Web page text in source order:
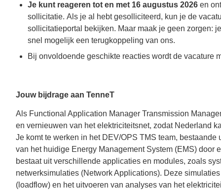
Je kunt reageren tot en met 16 augustus 2026 en
sollicitatie. Als je al hebt gesolliciteerd, kun je de
sollicitatieportal bekijken. Maar maak je geen zorgen:
snel mogelijk een terugkoppeling van ons.
Bij onvoldoende geschikte reacties wordt de vacature
Jouw bijdrage aan TenneT
Als Functional Application Manager Transmission
en vernieuwen van het elektriciteitsnet, zodat Nederland
Je komt te werken in het DEV/OPS TMS team,
van het huidige Energy Management System (EMS) door
bestaat uit verschillende applicaties en modules, zoals
netwerksimulaties (Network Applications). Deze
(loadflow) en het uitvoeren van analyses van het